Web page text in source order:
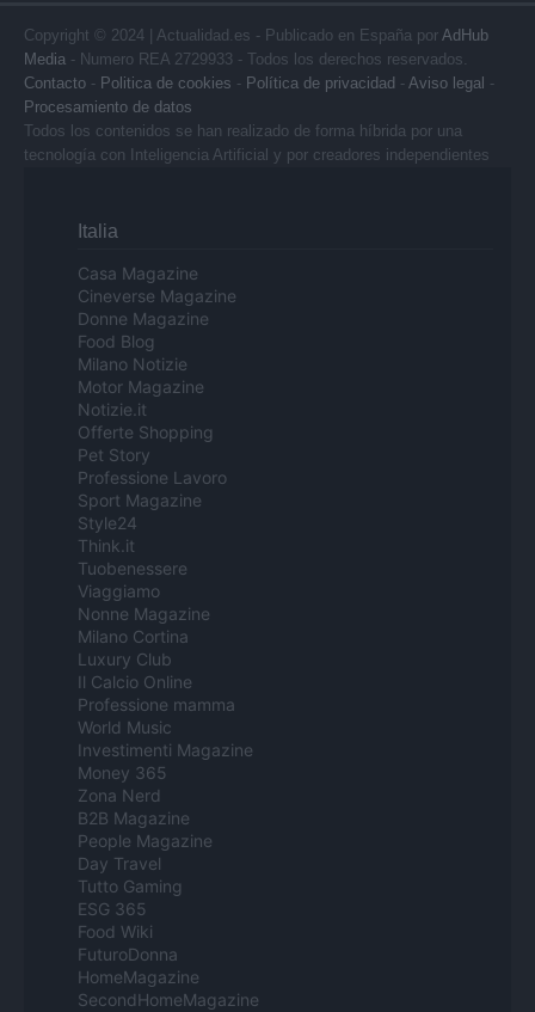
Copyright © 2024 | Actualidad.es - Publicado en España por AdHub
Media - Numero REA 2729933 - Todos los derechos reservados.
Contacto - Politica de cookies - Política de privacidad - Aviso legal -
Procesamiento de datos
Todos los contenidos se han realizado de forma híbrida por una
tecnología con Inteligencia Artificial y por creadores independientes
Italia
Casa Magazine
Cineverse Magazine
Donne Magazine
Food Blog
Milano Notizie
Motor Magazine
Notizie.it
Offerte Shopping
Pet Story
Professione Lavoro
Sport Magazine
Style24
Think.it
Tuobenessere
Viaggiamo
Nonne Magazine
Milano Cortina
Luxury Club
Il Calcio Online
Professione mamma
World Music
Investimenti Magazine
Money 365
Zona Nerd
B2B Magazine
People Magazine
Day Travel
Tutto Gaming
ESG 365
Food Wiki
FuturoDonna
HomeMagazine
SecondHomeMagazine